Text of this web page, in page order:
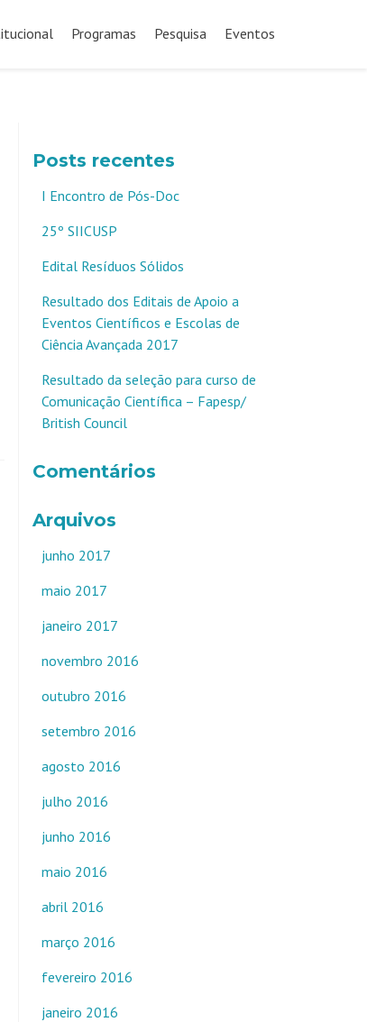
Programas Pesquisa Eventos
Posts recentes
I Encontro de Pós-Doc
25º SIICUSP
Edital Resíduos Sólidos
Resultado dos Editais de Apoio a
Eventos Científicos e Escolas de
Ciência Avançada 2017
Resultado da seleção para curso de
Comunicação Científica – Fapesp/
British Council
Comentários
Arquivos
junho 2017
maio 2017
janeiro 2017
novembro 2016
outubro 2016
setembro 2016
agosto 2016
julho 2016
junho 2016
maio 2016
abril 2016
março 2016
fevereiro 2016
janeiro 2016